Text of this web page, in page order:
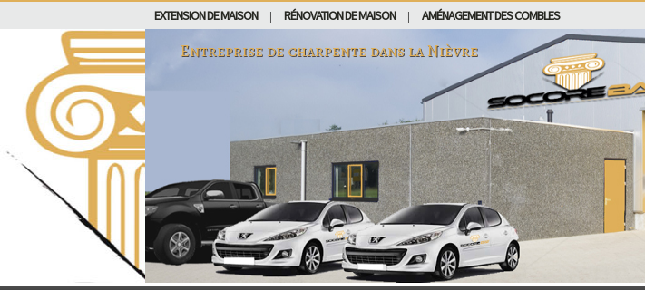
EXTENSION DE MAISON RÉNOVATION DE MAISON AMÉNAGEMENT DES COMBLES
Entreprise de charpente dans la Nièvre